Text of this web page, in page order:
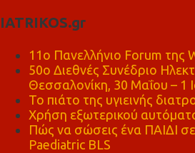
IATRIKOS.gr
11ο Πανελλήνιο Forum της
50ο Διεθνές Συνέδριο
Θεσσαλονίκη, 30 Μαΐου – 1
Το πιάτο της υγιεινής
Χρήση εξωτερικού
Πώς να σώσεις ένα ΠΑΙΔΙ
Paediatric BLS